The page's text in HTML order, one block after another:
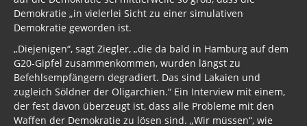
Bücher pdf
BRD / Deutschland
Stöverstuuv 2017, 2016. 2015
Gästebuch
Demokratie „in vielerlei Sicht zu einer simulativen
Demokratie geworden ist.
„Diejenigen“, sagt Ziegler, „die da bald in Hamburg auf dem
G20-Gipfel zusammenkommen, wurden längst zu
Befehlsempfängern degradiert. Das sind Lakaien und
zugleich Söldner der Oligarchien.“ Ein Interview mit einem,
der fest davon überzeugt ist, dass alle Probleme mit den
Waffen der Demokratie zu lösen sind. „Wir müssen“, wie